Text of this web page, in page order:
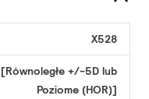
X528
+/-5D lub
Poziome (HOR)]